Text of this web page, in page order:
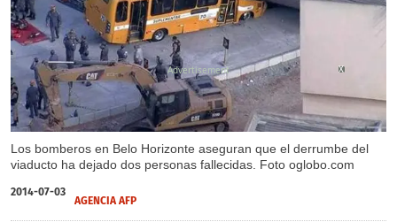
Los bomberos en Belo Horizonte aseguran que el derrumbe del
viaducto ha dejado dos personas fallecidas. Foto oglobo.com
X
2014-07-03
AGENCIA AFP